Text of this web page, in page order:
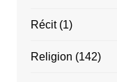
Récit(1)
Religion (142)